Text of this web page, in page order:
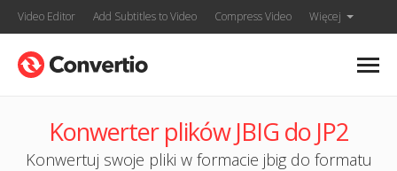
Video Editor Add Subtitles to Video Compress Video Więcej
Konwerter plików JBIG do JP2
Konwertuj swoje pliki w formacie jbig do formatu